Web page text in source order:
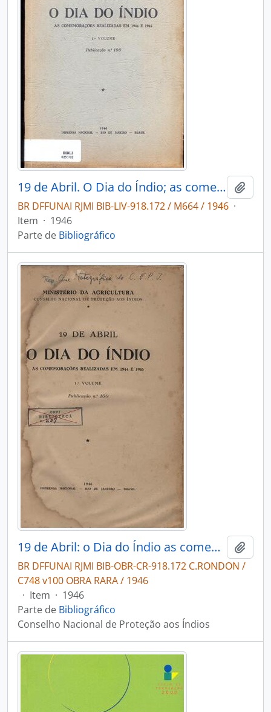
19 de Abril. O Dia do Índio; as comemorações realizadas em 1944 e 1945
BR DFFUNAI RJMI BIB-LIV-918.172 / M664 / 1946 ·
Item · 1946
Parte de Bibliográfico
19 de Abril: o Dia do Índio as comemorações realizadas em 1944 e 1945 volume I.
BR DFFUNAI RJMI BIB-OBR-CR-918.172 C.RONDON /
C748 v100 OBRA RARA / 1946
· Item · 1946
Parte de Bibliográfico
Conselho Nacional de Proteção aos Índios